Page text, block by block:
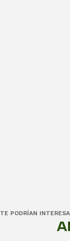
TE PODRÍAN